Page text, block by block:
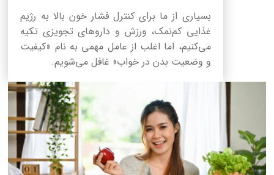
بسیاری از ما برای کنترل فشار خون بالا به رژیم
غذایی کم‌نمک، ورزش و داروهای تجویزی تکیه
می‌کنیم، اما اغلب از عامل مهمی به نام «کیفیت
و وضعیت بدن در خواب» غافل می‌شویم.